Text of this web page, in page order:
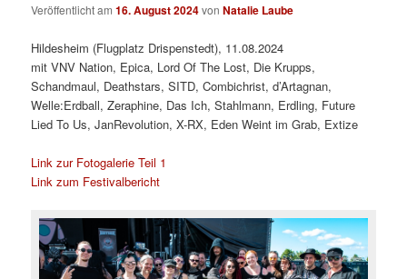
Veröffentlicht am16. August 2024vonNatalie Laube
Hildesheim (Flugplatz Drispenstedt), 11.08.2024
mit VNV Nation, Epica, Lord Of The Lost, Die Krupps,
Schandmaul, Deathstars, SITD, Combichrist, d’Artagnan,
Welle:Erdball, Zeraphine, Das Ich, Stahlmann, Erdling, Future
Lied To Us, JanRevolution, X-RX, Eden Weint im Grab, Extize
Link zur Fotogalerie Teil 1
Link zum Festivalbericht